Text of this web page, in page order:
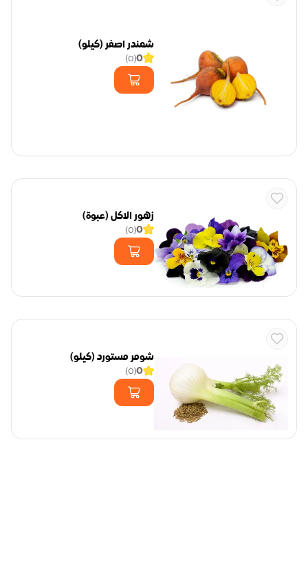
شمندر اصفر (كيلو)
0
(
0
)
زهور الاكل (عبوة)
0
(
0
)
شومر مستورد (كيلو)
0
(
0
)